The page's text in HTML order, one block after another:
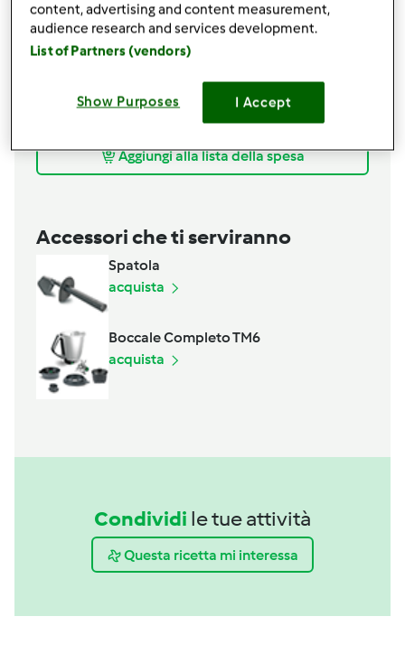
300grammicarote
150grammimandorle
80/100grammizucchero di canna
uova
lievito in polvere
Aggiungi alla lista della spesa
Accessori che ti serviranno
Spatola
acquista
Boccale Completo TM6
acquista
Condividi le tue attività
Questa ricetta mi interessa
content, advertising and content measurement,
audience research and services development.
List of Partners (vendors)
Show Purposes I Accept